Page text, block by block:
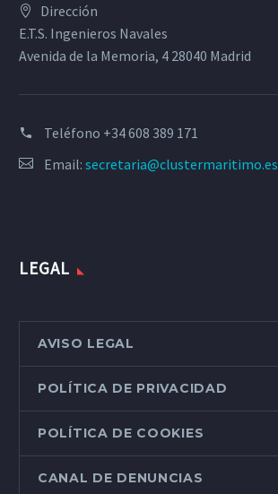
Dirección
E.T.S. Ingenieros Navales
Avenida de la Memoria, 4 28040 Madrid
Teléfono +34 608 389 171
Email: secretaria@clustermaritimo.es
LEGAL
AVISO LEGAL
POLÍTICA DE PRIVACIDAD
POLÍTICA DE COOKIES
CANAL DE DENUNCIAS